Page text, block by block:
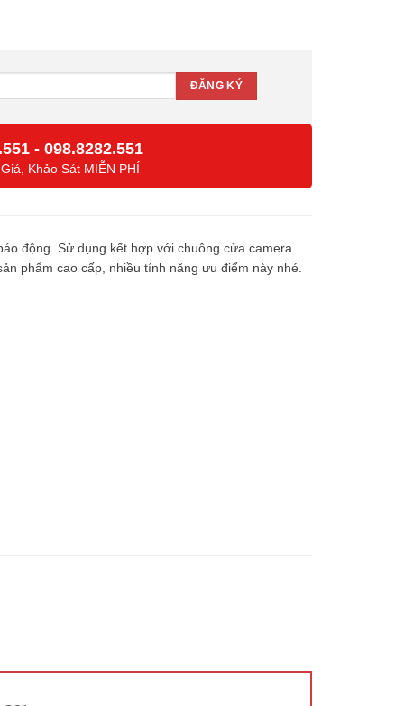
-098.8282.551
Khảo Sát MIỄN PHÍ
động. Sử dụng kết hợp với chuông cửa camera
phẩm cao cấp, nhiều tính năng ưu điểm này nhé.